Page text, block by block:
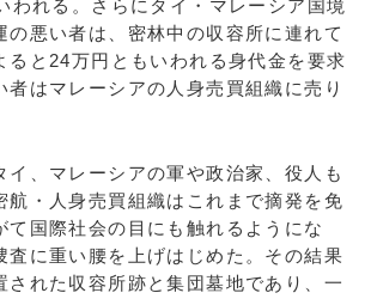
われる。さらにタイ・マレーシア国境
の悪い者は、密林中の収容所に連れて
ると24万円ともいわれる身代金を要求
者はマレーシアの人身売買組織に売り
、マレーシアの軍や政治家、役人も
航・人身売買組織はこれまで摘発を免
て国際社会の目にも触れるようにな
査に重い腰を上げはじめた。その結果
された収容所跡と集団墓地であり、一